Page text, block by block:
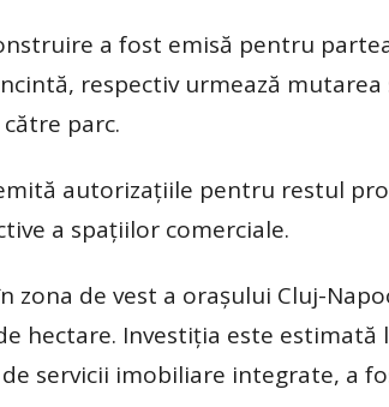
a fost emisă pentru
respectiv urmează
parc.
autorizațiile pentru restul
a spațiilor comerciale.
zona de vest a orașului Cluj-
hectare. Investiția este
servicii imobiliare integrate, a